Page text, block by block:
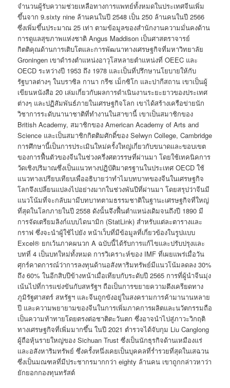
จำนวนผู้รับความช่วยเหลือทางการแพทย์ทั้งหมดในประเทศจีนเพิ่ม
ขึ้นจาก 9.sixty nine ล้านคนในปี 2548 เป็น 250 ล้านคนในปี 2566
ซึ่งเพิ่มขึ้นประมาณ 25 เท่า ตามข้อมูลของสำนักงานความมั่นคงด้าน
การดูแลสุขภาพแห่งชาติ Angus Maddison เป็นศาสตราจารย์
กิตติคุณด้านการเติบโตและการพัฒนาทางเศรษฐกิจที่มหาวิทยาลัย
Groningen เขาดำรงตำแหน่งอาวุโสหลายตำแหน่งที่ OEEC และ
OECD ระหว่างปี 1953 ถึง 1978 และเป็นที่ปรึกษานโยบายให้กับ
รัฐบาลต่างๆ ในบราซิล กานา กรีซ เม็กซิโก และปากีสถาน เขาเป็นผู้
เขียนหนังสือ 20 เล่มเกี่ยวกับผลการดำเนินงานระยะยาวของประเทศ
ต่างๆ และปฏิสัมพันธ์ภายในเศรษฐกิจโลก เขาได้สร้างเครือข่ายนัก
วิชาการระดับนานาชาติที่ทำงานในสาขานี้ เขาเป็นสมาชิกของ
British Academy, สมาชิกของ American Academy of Arts and
Science และเป็นสมาชิกกิตติมศักดิ์ของ Selwyn College, Cambridge
การศึกษานี้เป็นการประเมินใหม่ครั้งใหญ่เกี่ยวกับขนาดและขอบเขต
ของการฟื้นตัวของจีนในช่วงครึ่งศตวรรษที่ผ่านมา โดยใช้เทคนิคการ
วัดเชิงปริมาณซึ่งเป็นแนวทางปฏิบัติมาตรฐานในประเทศ OECD ใช้
แนวทางเปรียบเทียบเพื่ออธิบายว่าทำไมบทบาทของจีนในเศรษฐกิจ
โลกจึงเปลี่ยนแปลงไปอย่างมากในช่วงพันปีที่ผ่านมา โดยสรุปว่าจีนมี
แนวโน้มที่จะกลับมามีบทบาทตามธรรมชาติในฐานะเศรษฐกิจที่ใหญ่
ที่สุดในโลกภายในปี 2558 ดังนั้นจึงฟื้นตำแหน่งเดิมจนถึงปี 1890 มี
การจัดเตรียมลิงก์แบบไดนามิก (StatLink) สำหรับแต่ละตารางและ
กราฟ ซึ่งจะนำผู้ใช้ไปยัง หน้าเว็บที่มีข้อมูลที่เกี่ยวข้องในรูปแบบ
Excel® ยกเว้นภาคผนวก A ฉบับนี้ได้รับการแก้ไขและปรับปรุงและ
บทที่ 4 เป็นบทใหม่ทั้งหมด การวิเคราะห์ของ IMF ที่เผยแพร่เมื่อวัน
ศุกร์คาดการณ์ว่าการลงทุนด้านอสังหาริมทรัพย์มีแนวโน้มลดลง 30%
ถึง 60% ในอีกสิบปีข้างหน้าเมื่อเทียบกับระดับปี 2565 การที่ผู้นำจีนมุ่ง
เน้นไปที่การแข่งขันกับสหรัฐฯ ถือเป็นการขยายความตึงเครียดทาง
ภูมิรัฐศาสตร์ สหรัฐฯ และจีนถูกขังอยู่ในสงครามการค้ามานานหลาย
ปี และความพยายามของจีนในการเพิ่มภาคการผลิตและนวัตกรรมถือ
เป็นความท้าทายโดยตรงต่อชาติตะวันตก ซึ่งอาจนำไปสู่ภาวะวิกฤติ
ทางเศรษฐกิจที่เพิ่มมากขึ้น ในปี 2021 ตำรวจได้จับกุม Liu Canglong
ผู้ถือหุ้นรายใหญ่ของ Sichuan Trust ซึ่งเป็นนักธุรกิจด้านเหมืองแร่
และอสังหาริมทรัพย์ ซึ่งครั้งหนึ่งเคยเป็นบุคคลที่ร่ำรวยที่สุดในเสฉวน
ซึ่งเป็นมณฑลที่มีประชากรมากกว่า eighty ล้านคน เขาถูกกล่าวหาว่า
ยักยอกกองทุนทรัสต์